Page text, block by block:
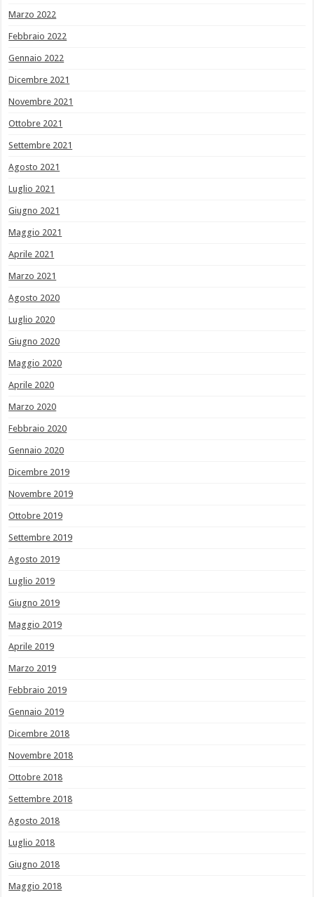
Marzo 2022
Febbraio 2022
Gennaio 2022
Dicembre 2021
Novembre 2021
Ottobre 2021
Settembre 2021
Agosto 2021
Luglio 2021
Giugno 2021
Maggio 2021
Aprile 2021
Marzo 2021
Agosto 2020
Luglio 2020
Giugno 2020
Maggio 2020
Aprile 2020
Marzo 2020
Febbraio 2020
Gennaio 2020
Dicembre 2019
Novembre 2019
Ottobre 2019
Settembre 2019
Agosto 2019
Luglio 2019
Giugno 2019
Maggio 2019
Aprile 2019
Marzo 2019
Febbraio 2019
Gennaio 2019
Dicembre 2018
Novembre 2018
Ottobre 2018
Settembre 2018
Agosto 2018
Luglio 2018
Giugno 2018
Maggio 2018